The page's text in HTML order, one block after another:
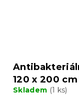
120 x 200 cm
Skladem (1 ks)